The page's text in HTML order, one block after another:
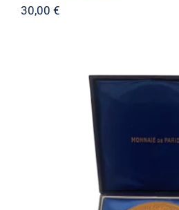
30,00 €
Médaille 40e
Débarquements et de